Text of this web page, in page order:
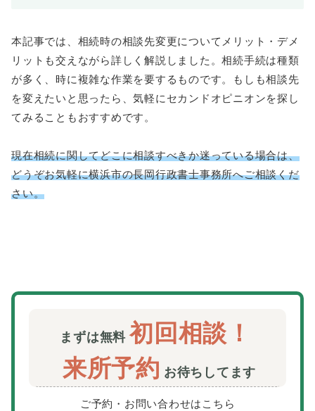
本記事では、相続時の相談先変更についてメリット・デメ
リットも交えながら詳しく解説しました。相続手続は種類
が多く、時に複雑な作業を要するものです。もしも相談先
を変えたいと思ったら、気軽にセカンドオピニオンを探し
てみることもおすすめです。
現在相続に関してどこに相談すべきか迷っている場合は、
どうぞお気軽に横浜市の長岡行政書士事務所へご相談くだ
さい。
まずは無料 初回相談！
来所予約 お待ちしてます
ご予約・お問い合わせはこちら